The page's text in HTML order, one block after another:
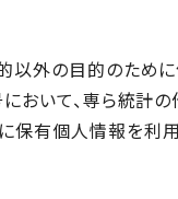
以外の目的のため
おいて、専ら統計
有個人情報を利用